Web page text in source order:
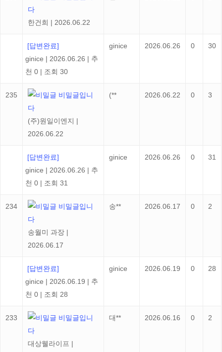
다
한건희 | 2026.06.22
[답변완료]
ginice | 2026.06.26 | 추
천 0 | 조회 30
ginice 2026.06.26 0 30
235
비밀글입니
다
(주)원일이엔지 |
2026.06.22
(** 2026.06.22 0 3
[답변완료]
ginice | 2026.06.26 | 추
천 0 | 조회 31
ginice 2026.06.26 0 31
234
비밀글입니
다
송월미 과장 |
2026.06.17
송** 2026.06.17 0 2
[답변완료]
ginice | 2026.06.19 | 추
천 0 | 조회 28
ginice 2026.06.19 0 28
233
비밀글입니
다
대상웰라이프 |
대** 2026.06.16 0 2